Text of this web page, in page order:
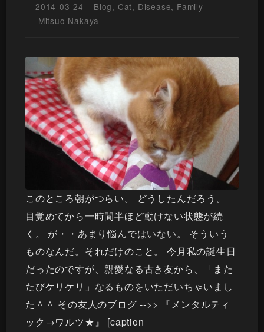
2014-03-24 Blog, Cat, Disease, Family
Mitsuo Nakaya
このところ朝がつらい。 どうしたんだろう。
目覚めてから一時間半ほど動けない状態が続
く。 が・・あまり悩んではいない。 そういう
ものなんだ。それだけのこと。 今月私の誕生日
だったのですが、親愛なる古き友から、「また
たびケリケリ」なるものをいただいちゃいまし
た＾＾ その友人のブログ -->> 『メンタルティ
ック→ワルツ★』 [caption